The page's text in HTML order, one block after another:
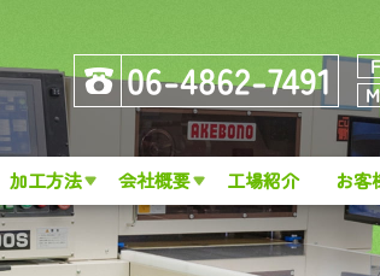
加工方法 会社概要 工場紹介 お客